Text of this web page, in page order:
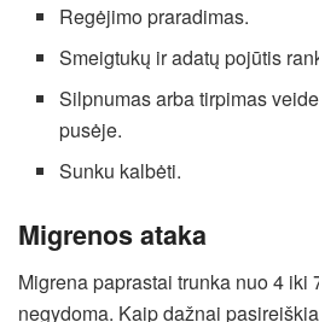
Regėjimo praradimas.
Smeigtukų ir adatų pojūtis
Silpnumas arba tirpimas
pusėje.
Sunku kalbėti.
Migrenos ataka
Migrena paprastai trunka nuo 4 iki
negydoma. Kaip dažnai